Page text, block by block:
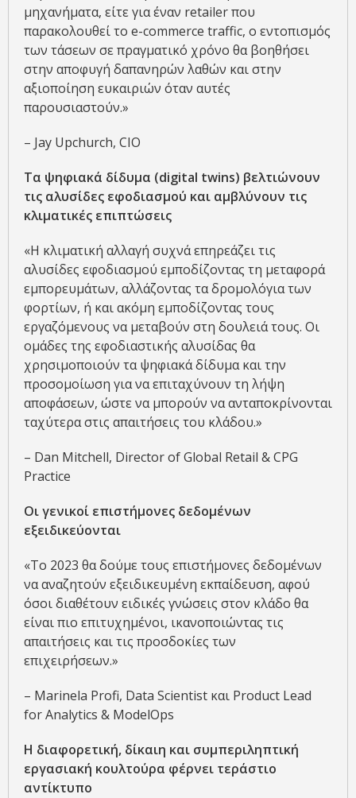
μηχανήματα, είτε για έναν retailer που
παρακολουθεί το e-commerce traffic, ο εντοπισμός
των τάσεων σε πραγματικό χρόνο θα βοηθήσει
στην αποφυγή δαπανηρών λαθών και στην
αξιοποίηση ευκαιριών όταν αυτές
παρουσιαστούν.»
– Jay Upchurch, CIO
Τα ψηφιακά δίδυμα (digital twins) βελτιώνουν
τις αλυσίδες εφοδιασμού και αμβλύνουν τις
κλιματικές επιπτώσεις
«Η κλιματική αλλαγή συχνά επηρεάζει τις
αλυσίδες εφοδιασμού εμποδίζοντας τη μεταφορά
εμπορευμάτων, αλλάζοντας τα δρομολόγια των
φορτίων, ή και ακόμη εμποδίζοντας τους
εργαζόμενους να μεταβούν στη δουλειά τους. Οι
ομάδες της εφοδιαστικής αλυσίδας θα
χρησιμοποιούν τα ψηφιακά δίδυμα και την
προσομοίωση για να επιταχύνουν τη λήψη
αποφάσεων, ώστε να μπορούν να ανταποκρίνονται
ταχύτερα στις απαιτήσεις του κλάδου.»
– Dan Mitchell, Director of Global Retail & CPG
Practice
Οι γενικοί επιστήμονες δεδομένων
εξειδικεύονται
«Το 2023 θα δούμε τους επιστήμονες δεδομένων
να αναζητούν εξειδικευμένη εκπαίδευση, αφού
όσοι διαθέτουν ειδικές γνώσεις στον κλάδο θα
είναι πιο επιτυχημένοι, ικανοποιώντας τις
απαιτήσεις και τις προσδοκίες των
επιχειρήσεων.»
– Marinela Profi, Data Scientist και Product Lead
for Analytics & ModelOps
Η διαφορετική, δίκαιη και συμπεριληπτική
εργασιακή κουλτούρα φέρνει τεράστιο
αντίκτυπο